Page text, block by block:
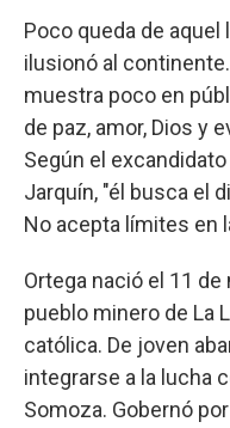
Poco queda de
ilusionó al
muestra poco en
de paz, amor, Dios y
Según el
Jarquín, "él busca el
No acepta límites en
Ortega nació el 11 de
pueblo minero de La
católica. De joven
integrarse a la lucha
Somoza. Gobernó